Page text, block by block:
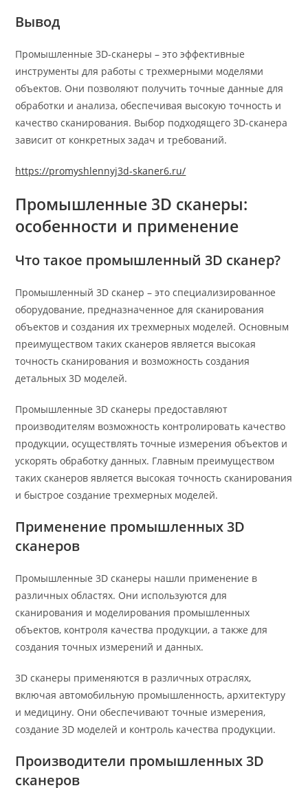
Вывод
Промышленные 3D-сканеры – это эффективные
инструменты для работы с трехмерными моделями
объектов. Они позволяют получить точные данные для
обработки и анализа, обеспечивая высокую точность и
качество сканирования. Выбор подходящего 3D-сканера
зависит от конкретных задач и требований.
https://promyshlennyj3d-skaner6.ru/
Промышленные 3D сканеры:
особенности и применение
Что такое промышленный 3D сканер?
Промышленный 3D сканер – это специализированное
оборудование, предназначенное для сканирования
объектов и создания их трехмерных моделей. Основным
преимуществом таких сканеров является высокая
точность сканирования и возможность создания
детальных 3D моделей.
Промышленные 3D сканеры предоставляют
производителям возможность контролировать качество
продукции, осуществлять точные измерения объектов и
ускорять обработку данных. Главным преимуществом
таких сканеров является высокая точность сканирования
и быстрое создание трехмерных моделей.
Применение промышленных 3D
сканеров
Промышленные 3D сканеры нашли применение в
различных областях. Они используются для
сканирования и моделирования промышленных
объектов, контроля качества продукции, а также для
создания точных измерений и данных.
3D сканеры применяются в различных отраслях,
включая автомобильную промышленность, архитектуру
и медицину. Они обеспечивают точные измерения,
создание 3D моделей и контроль качества продукции.
Производители промышленных 3D
сканеров